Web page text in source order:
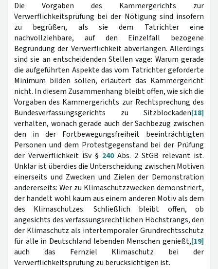
Die Vorgaben des Kammergerichts zur
Verwerflichkeitsprüfung bei der Nötigung sind insofern
zu begrüßen, als sie dem Tatrichter eine
nachvollziehbare, auf den Einzelfall bezogene
Begründung der Verwerflichkeit abverlangen. Allerdings
sind sie an entscheidenden Stellen vage: Warum gerade
die aufgeführten Aspekte das vom Tatrichter geforderte
Minimum bilden sollen, erläutert das Kammergericht
nicht. In diesem Zusammenhang bleibt offen, wie sich die
Vorgaben des Kammergerichts zur Rechtsprechung des
Bundesverfassungsgerichts zu Sitzblockaden[18]
verhalten, wonach gerade auch der Sachbezug zwischen
den in der Fortbewegungsfreiheit beeinträchtigten
Personen und dem Protestgegenstand bei der Prüfung
der Verwerflichkeit iSv § 240Abs. 2 StGB relevant ist.
Unklar ist überdies die Unterscheidung zwischen Motiven
einerseits und Zwecken und Zielen der Demonstration
andererseits: Wer zu Klimaschutzzwecken demonstriert,
der handelt wohl kaum aus einem anderen Motiv als dem
des Klimaschutzes. Schließlich bleibt offen, ob
angesichts des verfassungsrechtlichen Höchstrangs, den
der Klimaschutz als intertemporaler Grundrechtsschutz
für alle in Deutschland lebenden Menschen genießt,[19]
auch das Fernziel Klimaschutz bei der
Verwerflichkeitsprüfung zu berücksichtigen ist.